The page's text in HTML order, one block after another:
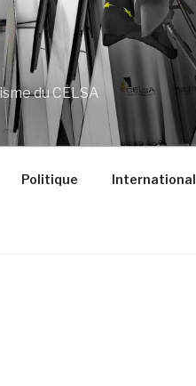
du CELSA
Politique International